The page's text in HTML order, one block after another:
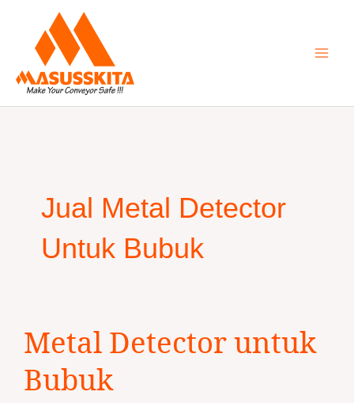
content
Jual Metal Detector
Untuk Bubuk
Metal Detector untuk
Bubuk
Detector
Bubuk